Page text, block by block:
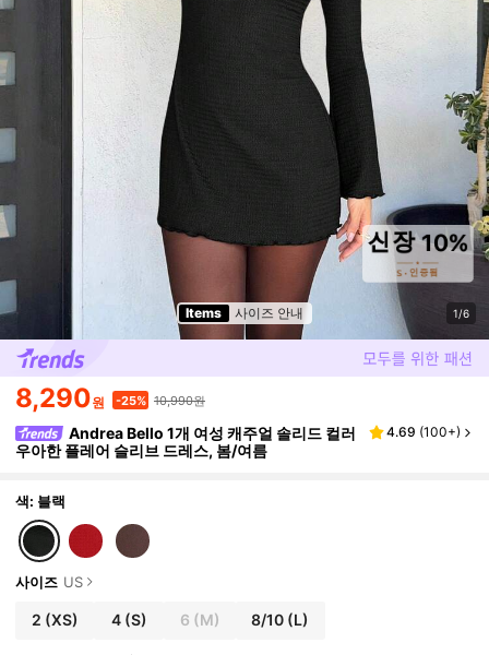
Items 사이즈 안내 1/6
8,290원 -25% 10,990원
Andrea Bello 1개 여성 캐주얼 솔리드 컬러
우아한 플레어 슬리브 드레스, 봄/여름
4.69 (100+)
색: 블랙
사이즈 US
2 (XS) 4(S) 6 (M) 8/10 (L)